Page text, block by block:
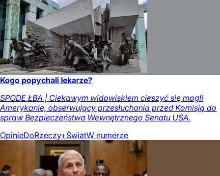
Kogo popychali lekarze?
SPODE ŁBA | Ciekawym widowiskiem cieszyć się mogli
Amerykanie, obserwujący przesłuchania przed Komisją do
spraw Bezpieczeństwa Wewnętrznego Senatu USA.
OpinieDoRzeczy+ŚwiatW numerze